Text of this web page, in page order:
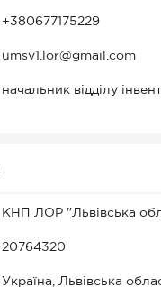
+380677175229
umsv1.lor@gmail.com
начальник відділу
КНП ЛОР "Львівська
20764320
Україна, Львівська